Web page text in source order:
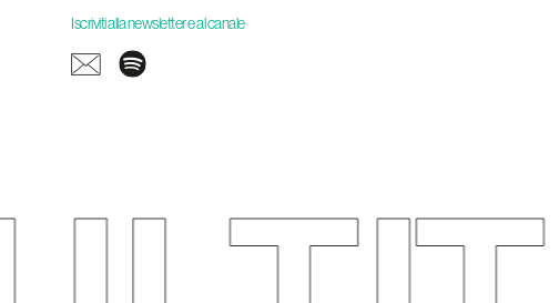
Iscriviti alla newslettere al canale